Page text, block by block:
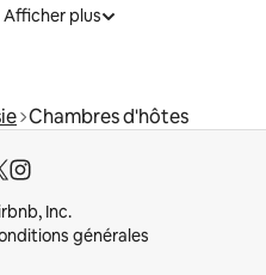
Afficher plus
Chambres d'hôtes
Inc.
générales